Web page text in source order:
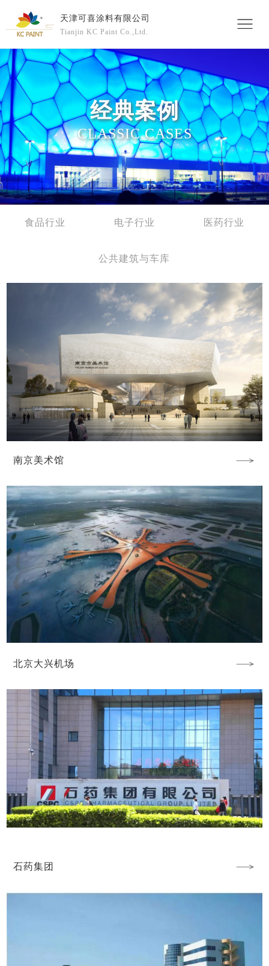
天津可喜涂料有限公司
Tianjin KC Paint Co.,Ltd.
经典案例
CLASSIC CASES
食品行业 电子行业 医药行业
公共建筑与车库
南京美术馆
北京大兴机场
石药集团